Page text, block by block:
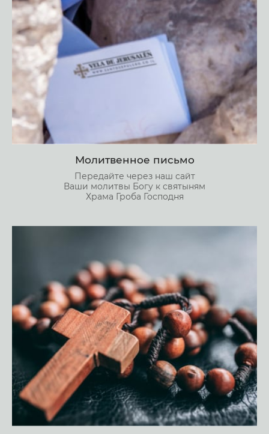
Молитвенное письмо
Передайте через наш сайт
Ваши молитвы Богу к святыням
Храма Гроба Господня